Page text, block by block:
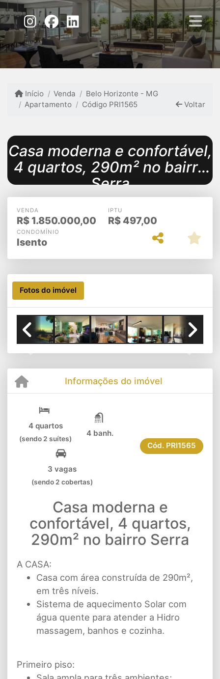
Início Venda
Belo Horizonte - MG
Apartamento
Código PRI1565 Voltar
Casa moderna e confortável,
4 quartos, 290m² no bairro
Serra
VENDA
R$ 1.850.000,00
IPTU
R$ 497,00
CONDOMÍNIO
Isento
Fotos do imóvel
Informações do imóvel
4 quartos
(sendo 2 suítes)
4 banh.
3 vagas
(sendo 2 cobertas)
Cód. PRI1565
Casa moderna e
confortável, 4 quartos,
290m² no bairro Serra
A CASA:
Casa com área construída de 290m²,
em três níveis.
Sistema de aquecimento Solar com
água quente para atender a Hidro
massagem, banhos e cozinha.
Primeiro piso: